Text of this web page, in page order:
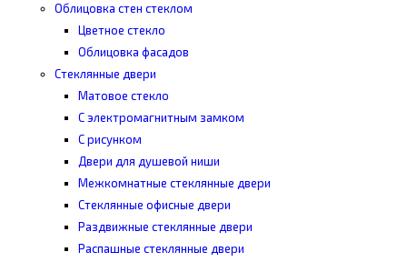
Облицовка стен стеклом
Цветное стекло
Облицовка фасадов
Стеклянные двери
Матовое стекло
С электромагнитным замком
С рисунком
Двери для душевой ниши
Межкомнатные стеклянные двери
Стеклянные офисные двери
Раздвижные стеклянные двери
Распашные стеклянные двери